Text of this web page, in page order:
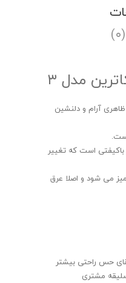
مدل ۳
آرام و دلنشین
است که تغییر
می شود و اصلا عرق
حس راحتی بیشتر
مشتری